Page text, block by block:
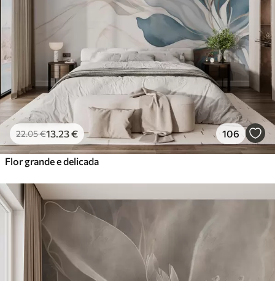
22.05€13 .23€ 106
Flor grande e delicada